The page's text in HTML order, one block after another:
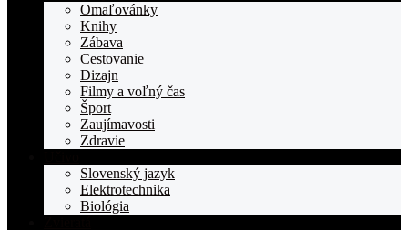
Omaľovánky
Knihy
Zábava
Cestovanie
Dizajn
Filmy a voľný čas
Šport
Zaujímavosti
Zdravie
Slovenský jazyk
Elektrotechnika
Biológia